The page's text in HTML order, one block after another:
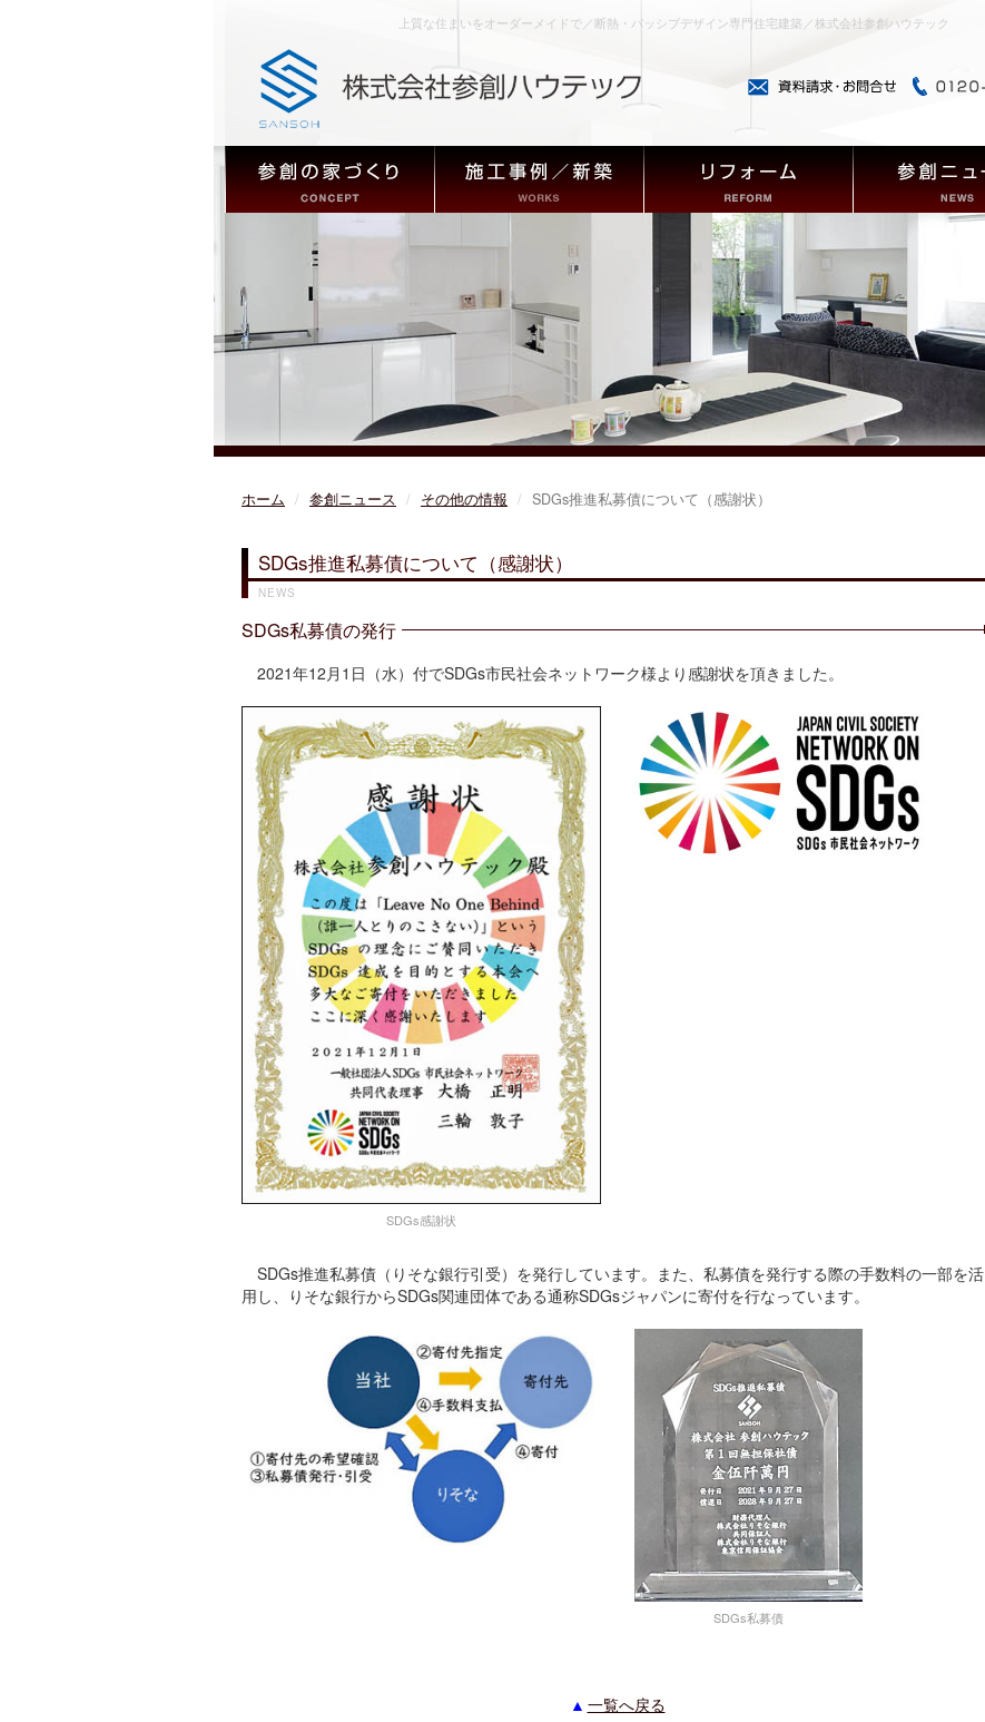
上質な住まいをオーダーメイドで／断熱・パッシブデザイン専門住宅建築／株式会社参創ハウテック
ホーム 参創ニュース その他の情報 SDGs推進私募債について（感謝状）
SDGs推進私募債について（感謝状）
NEWS
SDGs私募債の発行
2021年12月1日（水）付でSDGs市民社会ネットワーク様より感謝状を頂きました。
SDGs感謝状
SDGs推進私募債（りそな銀行引受）を発行しています。また、私募債を発行する際の手数料の一部を活
用し、りそな銀行からSDGs関連団体である通称SDGsジャパンに寄付を行なっています。
SDGs私募債
一覧へ戻る